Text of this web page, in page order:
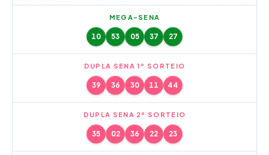
MEGA-SENA
10 53 05 37 27
DUPLA SENA 1º SORTEIO
39 36 30 11 44
DUPLA SENA 2º SORTEIO
35 02 36 22 23